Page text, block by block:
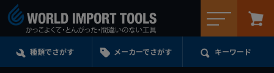
種類でさがす メーカーでさがす キーワード